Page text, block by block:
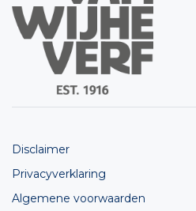
Disclaimer
Privacyverklaring
Algemene voorwaarden